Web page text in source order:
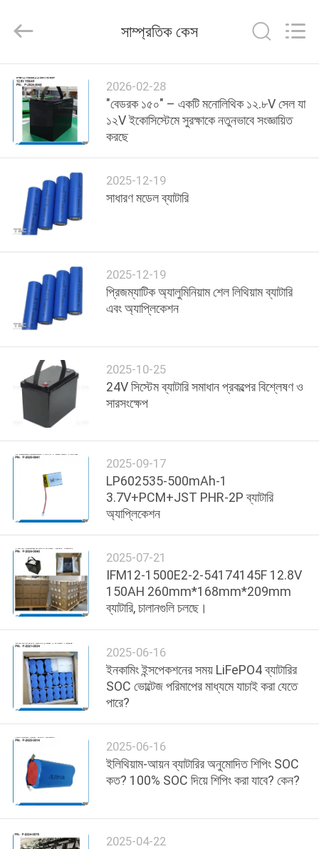
বাড়ি
পণ্য
আমাদের
সম্পর্কে
কারখানা
ভ্রমণ
নিয়ন্ত্রণ
যোগাযোগ
করুন
মামলা
উদ্ধৃতির
জন্য
আবেদন
সাইট
ম্যাপ
PRIVACY
POLICY
Energy
Technology
All
Rights
Reserved.
সাম্প্রতিক কেস
2026-02-28
"বেডরক ১৫০" – একটি মনোলিথিক ১২.৮V সেল যা
১২V ইকোসিস্টেমে সুরক্ষাকে নতুনভাবে সংজ্ঞায়িত
করছে
2025-12-19
সাধারণ মডেল ব্যাটারি
2025-12-19
প্রিজম্যাটিক অ্যালুমিনিয়াম শেল লিথিয়াম ব্যাটারি
এবং অ্যাপ্লিকেশন
2025-10-25
24V সিস্টেম ব্যাটারি সমাধান প্রকল্পের বিশ্লেষণ ও
সারসংক্ষেপ
2025-09-17
LP602535-500mAh-1
3.7V+PCM+JST PHR-2P ব্যাটারি
অ্যাপ্লিকেশন
2025-07-21
IFM12-1500E2-2-54174145F 12.8V
150AH 260mm*168mm*209mm
ব্যাটারি, চালানগুলি চলছে।
2025-06-16
ইনকামিং ইন্সপেকশনের সময় LiFePO4 ব্যাটারির
SOC ভোল্টেজ পরিমাপের মাধ্যমে যাচাই করা যেতে
পারে?
2025-06-16
ইলিথিয়াম-আয়ন ব্যাটারির অনুমোদিত শিপিং SOC
কত? 100% SOC দিয়ে শিপিং করা যাবে? কেন?
2025-04-22